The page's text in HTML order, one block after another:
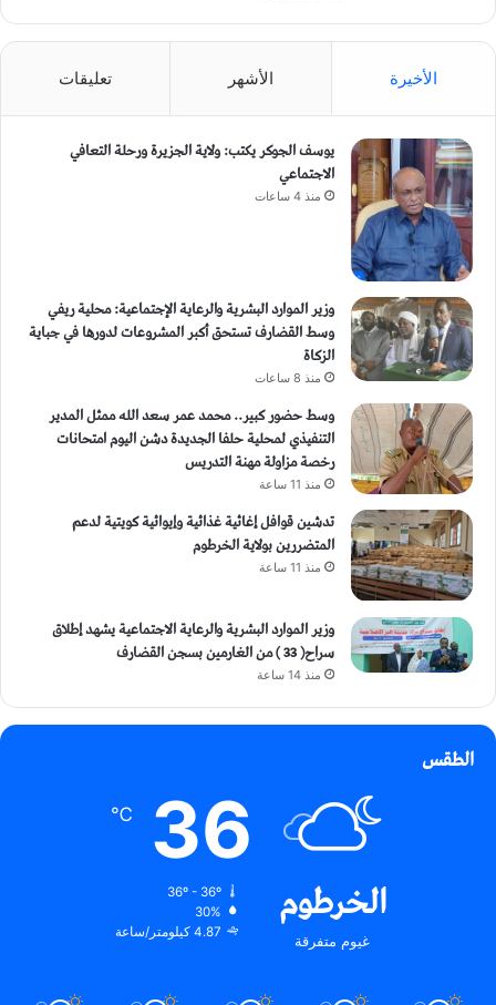
الأخيرة الأشهر تعليقات
يوسف الجوكر يكتب: ولاية الجزيرة ورحلة التعافي
الاجتماعي
منذ 4 ساعات
وزير الموارد البشرية والرعاية الإجتماعية: محلية ريفي
وسط القضارف تستحق أكبر المشروعات لدورها في جباية
الزكاة
منذ 8 ساعات
وسط حضور كبير.. محمد عمر سعد الله ممثل المدير
التنفيذي لمحلية حلفا الجديدة دشن اليوم امتحانات
رخصة مزاولة مهنة التدريس
منذ 11 ساعة
تدشين قوافل إغاثية غذائية وإيوائية كويتية لدعم
المتضررين بولاية الخرطوم
منذ 11 ساعة
وزير الموارد البشرية والرعاية الاجتماعية يشهد إطلاق
سراح( 33 ) من الغارمين بسجن القضارف
منذ 14 ساعة
الطقس
الخرطوم
غيوم متفرقة
36
℃
36º - 36º
30%
4.87 كيلومتر/ساعة